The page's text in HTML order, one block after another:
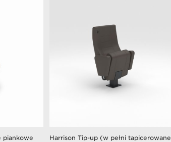
piankowe
Harrison Tip-up (w pełni tapicerowane